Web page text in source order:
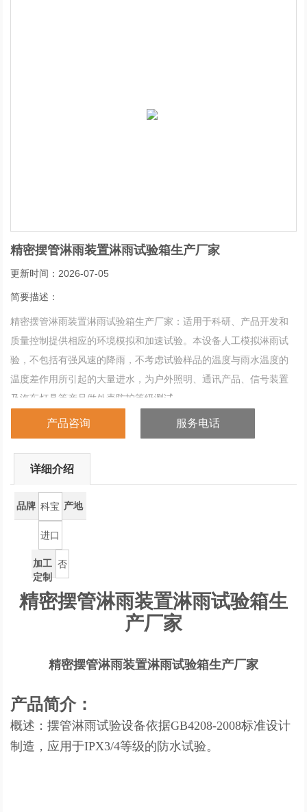
精密摆管淋雨装置淋雨试验箱生产厂家
更新时间：2026-07-05
简要描述：
精密摆管淋雨装置淋雨试验箱生产厂家：适用于科研、产品开发和
质量控制提供相应的环境模拟和加速试验。本设备人工模拟淋雨试
验，不包括有强风速的降雨，不考虑试验样品的温度与雨水温度的
温度差作用所引起的大量进水，为户外照明、通讯产品、信号装置
及汽车灯具等产品做外壳防护等级测试。
产品咨询 服务电话
详细介绍
品牌 科宝 产地
进口
加工
定制
否
精密摆管淋雨装置淋雨试验箱生
产厂家
精密摆管淋雨装置淋雨试验箱生产厂家
产品简介：
概述：摆管淋雨试验设备依据GB4208-2008标准设计
制造，应用于IPX3/4等级的防水试验。